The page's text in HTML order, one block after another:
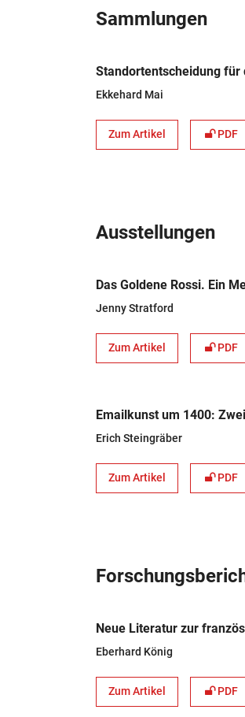
Sammlungen
Standortentscheidung
Ekkehard Mai
Zum Artikel PDF
Ausstellungen
Das Goldene Rossi. Ein
Jenny Stratford
Zum Artikel PDF
Emailkunst um 1400:
Erich Steingräber
Zum Artikel PDF
Neue Literatur zur
Eberhard König
Zum Artikel PDF